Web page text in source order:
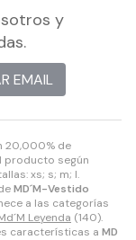
20,000% de
producto según
xs; s; m; l.
MD´M-Vestido
a las categorías
Leyenda (140).
características a MD
y
EMAIL